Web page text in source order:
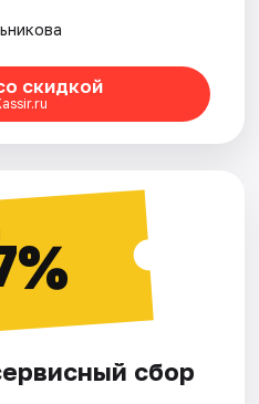
скидкой
сбор